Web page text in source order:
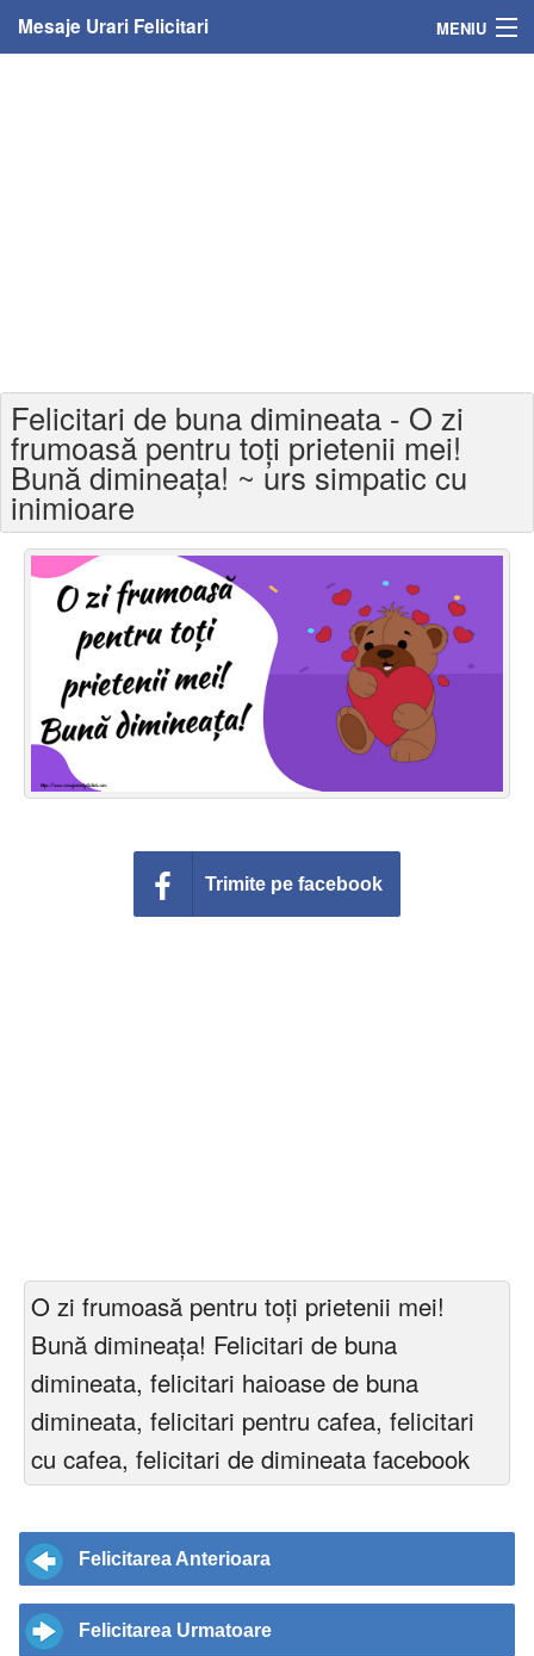
Mesaje Urari Felicitari MENIU
Felicitari varsta
Felicitari zilele anului
Felicitari zile saptamana
Felicitari muzicale
Felicitari muzicale personalizate
Felicitari animate
Invitatii personalizate
Felicitari de buna dimineata - O zi
frumoasă pentru toți prietenii mei!
Bună dimineața! ~ urs simpatic cu
inimioare
Trimite pe facebook
O zi frumoasă pentru toți prietenii mei!
Bună dimineața! Felicitari de buna
dimineata, felicitari haioase de buna
dimineata, felicitari pentru cafea, felicitari
cu cafea, felicitari de dimineata facebook
Felicitarea Anterioara
Felicitarea Urmatoare